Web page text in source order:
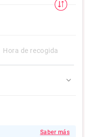
Saber más